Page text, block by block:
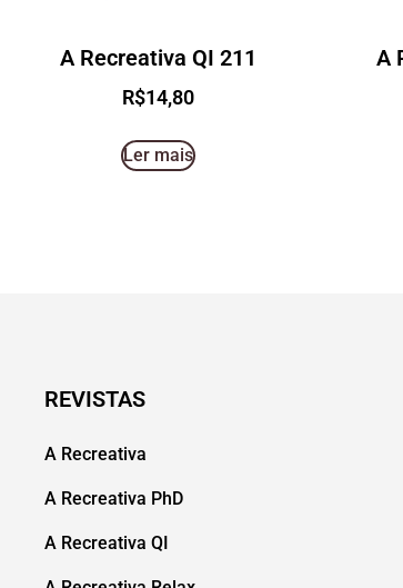
A Recreativa QI 211
R$14,80
Ler mais
A
REVISTAS
A Recreativa
A Recreativa PhD
A Recreativa QI